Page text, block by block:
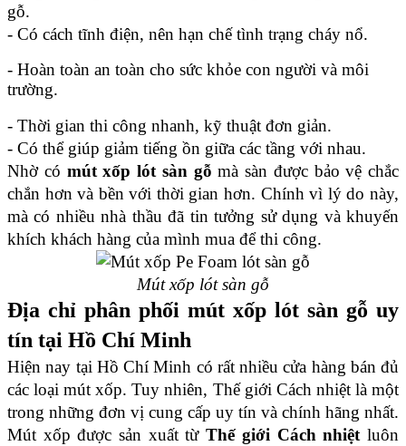
gỗ.
- Có cách tĩnh điện, nên hạn chế tình trạng cháy nổ.
- Hoàn toàn an toàn cho sức khỏe con người và môi
trường.
- Thời gian thi công nhanh, kỹ thuật đơn giản.
- Có thể giúp giảm tiếng ồn giữa các tầng với nhau.
Nhờ có mút xốp lót sàn gỗ mà sàn được bảo vệ chắc
chắn hơn và bền với thời gian hơn. Chính vì lý do này,
mà có nhiều nhà thầu đã tin tưởng sử dụng và khuyến
khích khách hàng của mình mua để thi công.
Mút xốp lót sàn gỗ
Địa chỉ phân phối mút xốp lót sàn gỗ uy
tín tại Hồ Chí Minh
Hiện nay tại Hồ Chí Minh có rất nhiều cửa hàng bán đủ
các loại mút xốp. Tuy nhiên, Thế giới Cách nhiệt là một
trong những đơn vị cung cấp uy tín và chính hãng nhất.
Mút xốp được sản xuất từ Thế giới Cách nhiệt luôn